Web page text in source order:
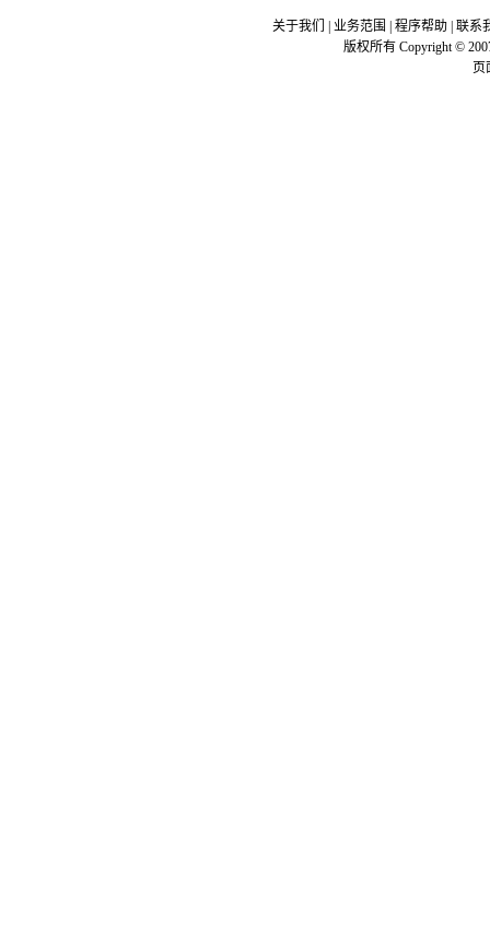
关于我们 业务范围 程序帮助 联系
版权所有 Copyright ©
页